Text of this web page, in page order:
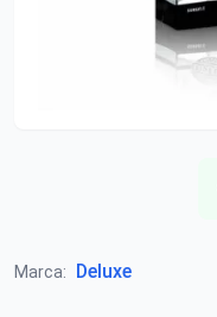
Marca: Deluxe